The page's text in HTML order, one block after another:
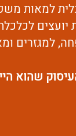
יועצים
למגזרים
שהוא